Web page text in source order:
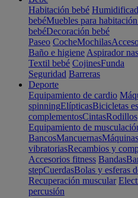
Habitación bebé
bebéMuebles para
bebéDecoración bebé
Paseo CocheMochilas
Baño e higiene Aspirador
Textil bebé CojinesFunda
Seguridad Barreras
Deporte
Equipamiento de cardio
spinningElípticasBicicletas
complementosCintasRodillos
Equipamiento de
BancosMancuernasMáquinas
vibratoriasRecambios y
Accesorios fitness Bandas
stepCuerdasBolas y esferas
Recuperación muscular
percusión